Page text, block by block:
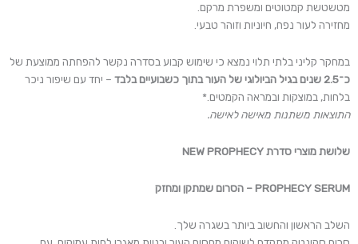
מטשטשת קמטוטים ומשפרת מרקם.
מחזירה לעור נפח, חיוניות וזוהר טבעי.
במחקר קליני בלתי תלוי נמצא כי שימוש קבוע בסדרה נקשר להפחתה ממוצעת של
כ־2.5 שנים בגיל הביולוגי של העור בתוך כשבועיים בלבד
– יחד עם שיפור ניכר
בלחות, במוצקות ובמראה הקמטים.*
התוצאות משתנות מאישה לאישה.
שלושת מוצרי סדרת
PROPHECY SERUM – הסרום שמתקן ומחזק
השלב הראשון והחשוב ביותר בשגרה שלך.